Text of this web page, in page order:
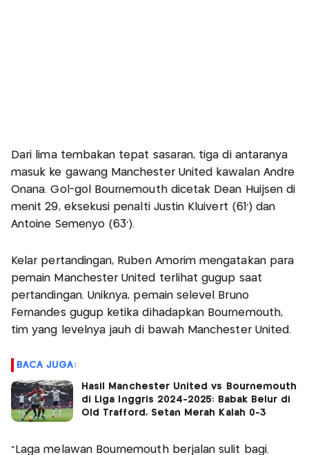
Dari lima tembakan tepat sasaran, tiga di antaranya
masuk ke gawang Manchester United kawalan Andre
Onana. Gol-gol Bournemouth dicetak Dean Huijsen di
menit 29, eksekusi penalti Justin Kluivert (61’) dan
Antoine Semenyo (63’).
Kelar pertandingan, Ruben Amorim mengatakan para
pemain Manchester United terlihat gugup saat
pertandingan. Uniknya, pemain selevel Bruno
Fernandes gugup ketika dihadapkan Bournemouth,
tim yang levelnya jauh di bawah Manchester United.
BACA JUGA:
Hasil Manchester United vs Bournemouth
di Liga Inggris 2024-2025: Babak Belur di
Old Trafford, Setan Merah Kalah 0-3
“Laga melawan Bournemouth berjalan sulit bagi.